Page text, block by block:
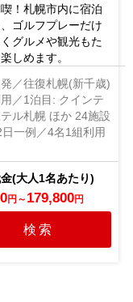
円 ～ 179,800円
！札幌市内に宿泊
ゴルフプレーだけ
グルメや観光もた
しめます。
発／往復札幌(新千歳)
／1泊目: クインテ
ル札幌 ほか 24施設
日一例／4名1組利用
検索